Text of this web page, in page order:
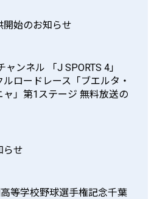
開始のお知らせ
ンネル 「J SPORTS 4」
ロードレース「ブエルタ・
ャ」第1ステージ 無料放送の
らせ
高等学校野球選手権記念千葉